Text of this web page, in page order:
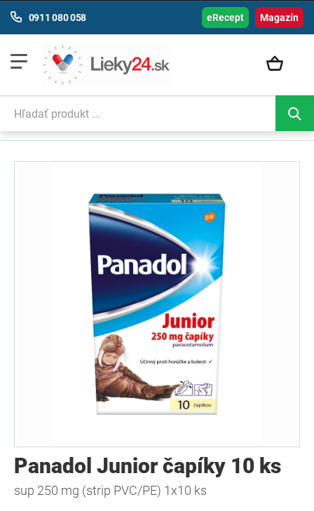
Magazín
0911 080 058 eRecept
Panadol Junior čapíky 10 ks
sup 250 mg (strip PVC/PE) 1x10 ks